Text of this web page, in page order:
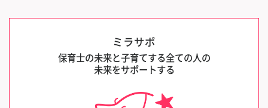
ミラサポ
保育士の未来と子育てする全ての人の
未来をサポートする